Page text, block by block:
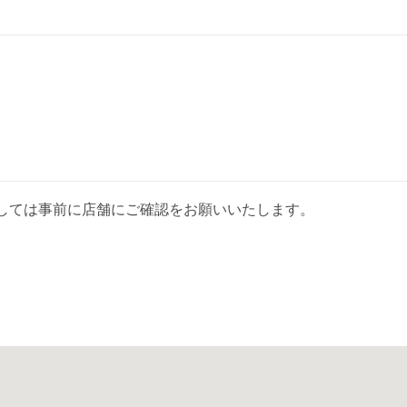
は事前に店舗にご確認をお願いいたします。